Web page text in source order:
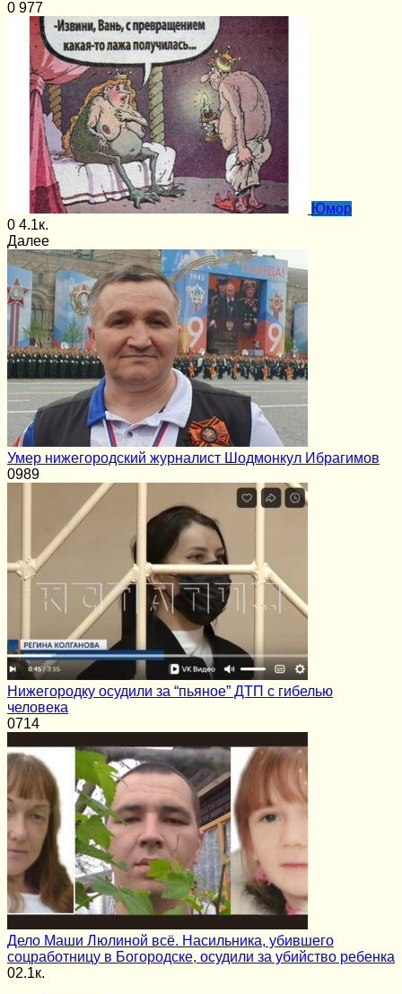
0 977
Юмор
0 4.1к.
Далее
Умер нижегородский журналист Шодмонкул Ибрагимов
0989
Нижегородку осудили за “пьяное” ДТП с гибелью
человека
0714
Дело Маши Люлиной всё. Насильника, убившего
соцработницу в Богородске, осудили за убийство ребенка
02.1к.